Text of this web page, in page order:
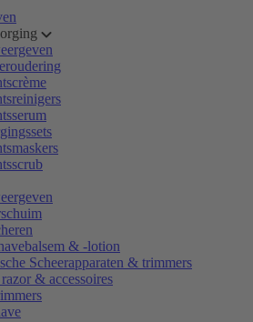
& -lotion
Scheerapparaten & trimmers
& accessoires